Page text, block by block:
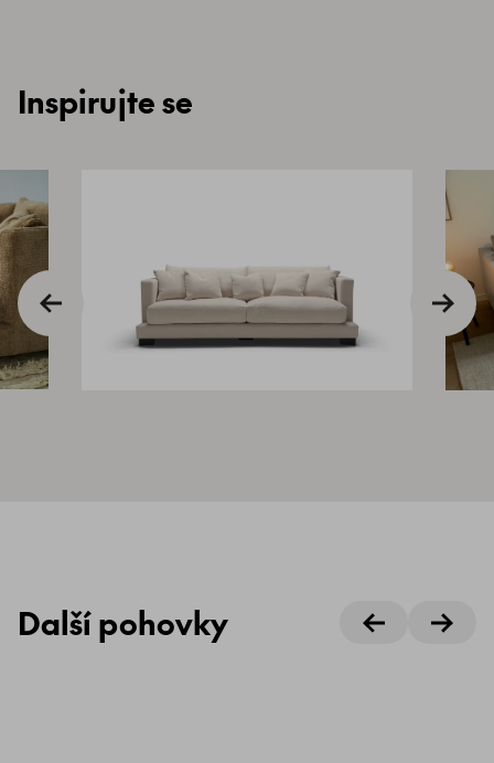
Inspirujte se
Další pohovky